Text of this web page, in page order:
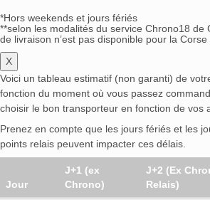
*Hors weekends et jours fériés
**selon les modalités du service Chrono18 de
de livraison n’est pas disponible pour la Corse
X
Voici un tableau estimatif (non garanti) de
fonction du moment où vous passez
choisir le bon transporteur en fonction de vos
Prenez en compte que les jours fériés et les
points relais peuvent impacter ces délais.
Jour
J+1 (ex
Chrono)
J+2 (Ex
Relais)